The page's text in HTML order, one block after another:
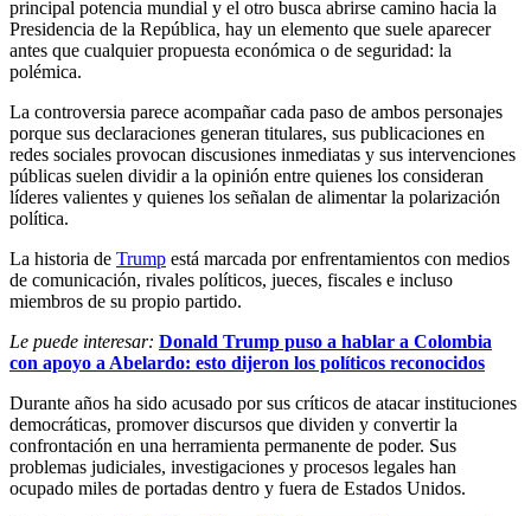
principal potencia mundial y el otro busca abrirse camino hacia la
Presidencia de la República, hay un elemento que suele aparecer
antes que cualquier propuesta económica o de seguridad: la
polémica.
La controversia parece acompañar cada paso de ambos personajes
porque sus declaraciones generan titulares, sus publicaciones en
redes sociales provocan discusiones inmediatas y sus intervenciones
públicas suelen dividir a la opinión entre quienes los consideran
líderes valientes y quienes los señalan de alimentar la polarización
política.
La historia de Trump está marcada por enfrentamientos con medios
de comunicación, rivales políticos, jueces, fiscales e incluso
miembros de su propio partido.
Le puede interesar: Donald Trump puso a hablar a Colombia
con apoyo a Abelardo: esto dijeron los políticos reconocidos
Durante años ha sido acusado por sus críticos de atacar instituciones
democráticas, promover discursos que dividen y convertir la
confrontación en una herramienta permanente de poder. Sus
problemas judiciales, investigaciones y procesos legales han
ocupado miles de portadas dentro y fuera de Estados Unidos.